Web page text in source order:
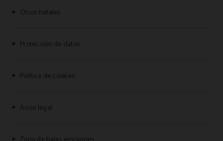
Otros hoteles
Protección de datos
Política de cookies
Aviso legal